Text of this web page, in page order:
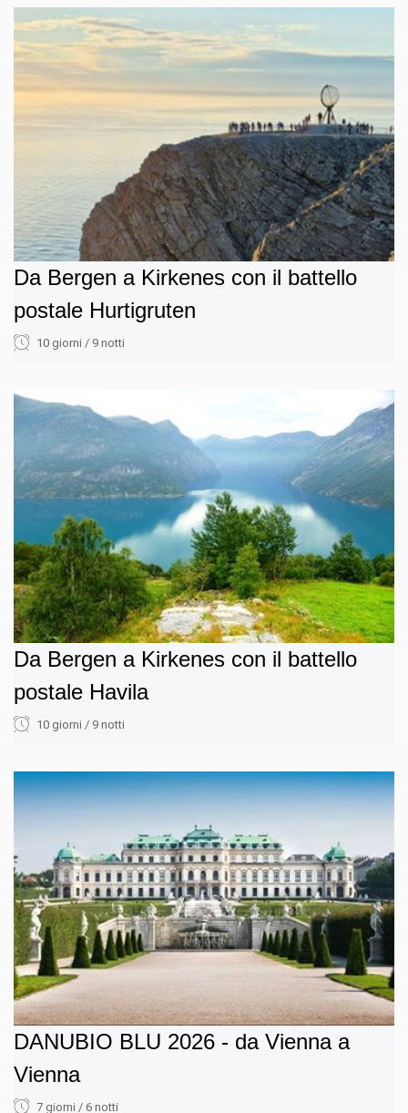
Da Bergen a Kirkenes con il battello
postale Hurtigruten
10 giorni / 9 notti
Da Bergen a Kirkenes con il battello
postale Havila
10 giorni / 9 notti
DANUBIO BLU 2026 - da Vienna a
Vienna
7 giorni / 6 notti